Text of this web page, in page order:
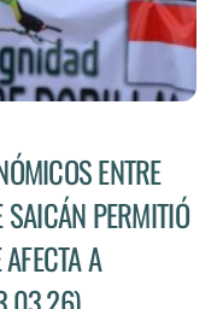
ENTRE
PERMITIÓ
A